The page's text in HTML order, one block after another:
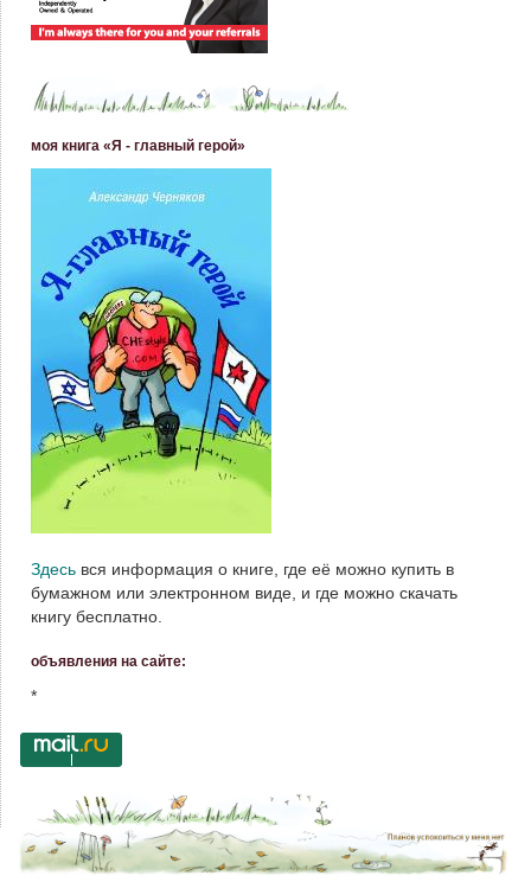
моя книга «Я - главный герой»
Здесь вся информация о книге, где её можно купить в
бумажном или электронном виде, и где можно скачать
книгу бесплатно.
объявления на сайте:
*